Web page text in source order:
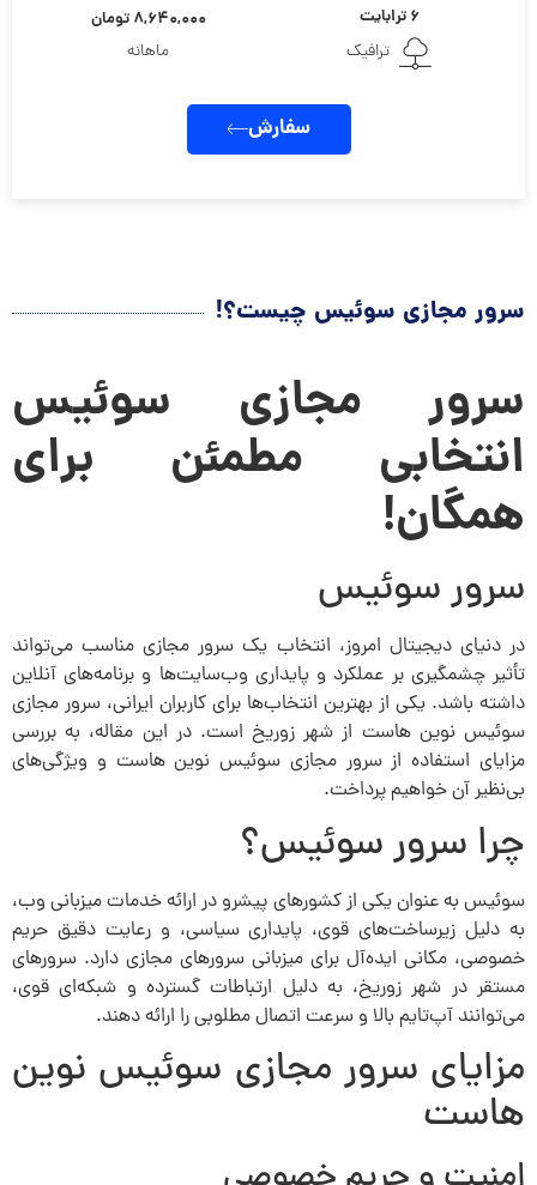
۶ ترابایت
ترافیک
۸,۶۴۰,۰۰۰ تومان
ماهانه
سفارش
سرور مجازی سوئیس چیست؟!
سرور مجازی سوئیس
انتخابی مطمئن برای
همگان!
سرور سوئیس
در دنیای دیجیتال امروز، انتخاب یک سرور مجازی مناسب می‌تواند
تأثیر چشمگیری بر عملکرد و پایداری وب‌سایت‌ها و برنامه‌های آنلاین
داشته باشد. یکی از بهترین انتخاب‌ها برای کاربران ایرانی، سرور مجازی
سوئیس نوین هاست از شهر زوریخ است. در این مقاله، به بررسی
مزایای استفاده از سرور مجازی سوئیس نوین هاست و ویژگی‌های
بی‌نظیر آن خواهیم پرداخت.
چرا سرور سوئیس؟
سوئیس به عنوان یکی از کشورهای پیشرو در ارائه خدمات میزبانی وب،
به دلیل زیرساخت‌های قوی، پایداری سیاسی، و رعایت‌ دقیق حریم
خصوصی، مکانی ایده‌آل برای میزبانی سرورهای مجازی دارد. سرورهای
مستقر در شهر زوریخ، به دلیل ارتباطات گسترده و شبکه‌ای قوی،
می‌توانند آپ‌تایم بالا و سرعت اتصال مطلوبی را ارائه دهند.
مزایای سرور مجازی سوئیس نوین
هاست